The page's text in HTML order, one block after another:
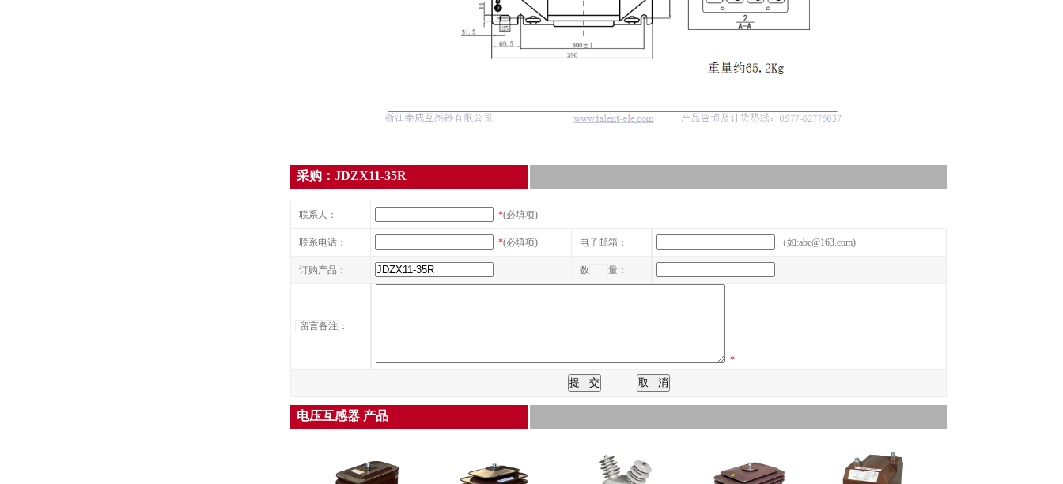
采购：JDZX11-35R
联系人： *(必填项)
联系电话： *(必填项) 电子邮箱： （如:abc@163.com)
订购产品： 数 量：
留言备注 ：
*
电压互感器 产品